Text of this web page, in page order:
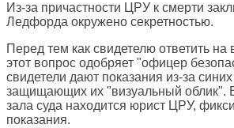
Из-за причастности ЦРУ к смерти
Ледфорда окружено секретностью.
Перед тем как свидетелю ответить на
этот вопрос одобряет "офицер
свидетели дают показания из-за
защищающих их "визуальный облик".
зала суда находится юрист ЦРУ,
показания.